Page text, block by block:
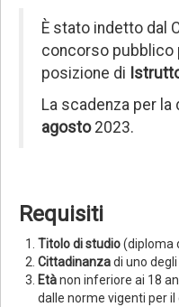
È stato indetto dal
concorso pubblico
posizione di
La scadenza per la
agosto2023.
Requisiti
Titolo di studio(diploma
Cittadinanzadi uno
Etànon inferiore ai 18
dalle norme vigenti per